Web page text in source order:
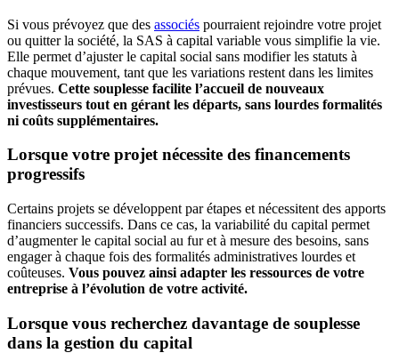
Si vous prévoyez que des associés pourraient rejoindre votre projet
ou quitter la société, la SAS à capital variable vous simplifie la vie.
Elle permet d’ajuster le capital social sans modifier les statuts à
chaque mouvement, tant que les variations restent dans les limites
prévues. Cette souplesse facilite l’accueil de nouveaux
investisseurs tout en gérant les départs, sans lourdes formalités
ni coûts supplémentaires.
Lorsque votre projet nécessite des financements
progressifs
Certains projets se développent par étapes et nécessitent des apports
financiers successifs. Dans ce cas, la variabilité du capital permet
d’augmenter le capital social au fur et à mesure des besoins, sans
engager à chaque fois des formalités administratives lourdes et
coûteuses. Vous pouvez ainsi adapter les ressources de votre
entreprise à l’évolution de votre activité.
Lorsque vous recherchez davantage de souplesse
dans la gestion du capital